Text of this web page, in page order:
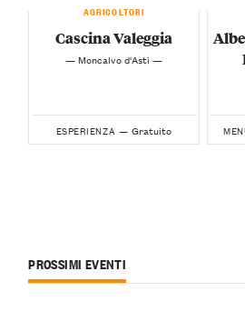
AGRICOLTORI
Cascina Valeggia
— Moncalvo d'Asti —
ESPERIENZA — Gratuito
PROSSIMI EVENTI